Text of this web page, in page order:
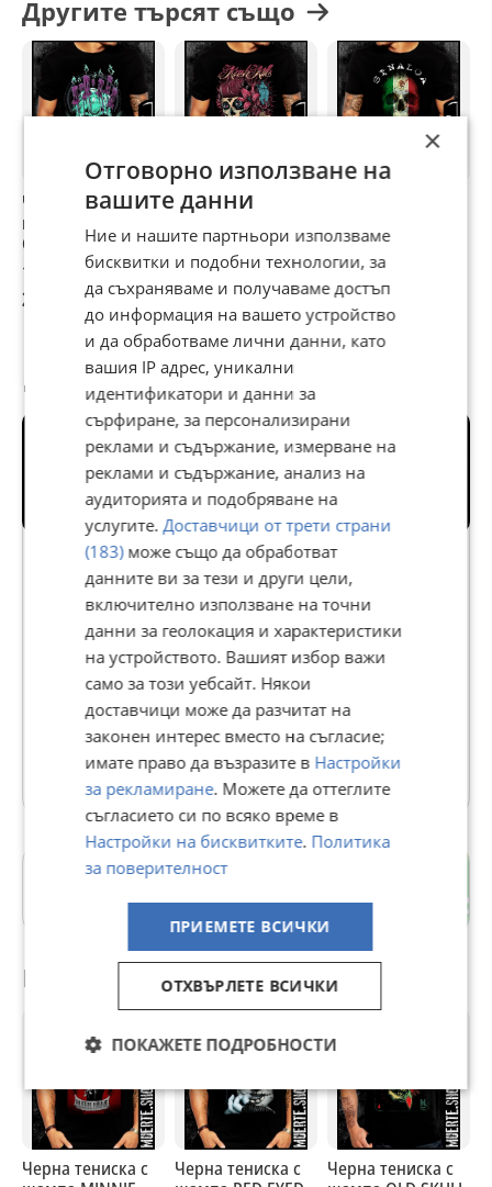
осигуряваща удобство и стил. Щампата, с която са
облечени тениските ни, е издръжлива и не избледнява с
времето, гарантирайки дълготрайна свежест на дизайна
ви.
Печатът е наситен и дълготраен. Можем да
изработим
модел по ваш дизайн безплатно.
Другите търсят също
Черна тениска с
щампа SKULL
CANDLES
13,24 €
25,90 лв
Черна тениска с
13,24 €
25,90 лв
SKULL MEXICO
13,24 €
25,90 лв
Потребител
Premium
MUERTE.SHOP
В Bazar.BG от 01 юни 2023г.
Последно активен вчера в 07:12 ч.
Телефон(и):0879274207
http://muerte.shop
385 Обяви
Център
гр. Пловдив
Препоръчани за теб
Черна тениска с
Черна тениска с
Черна тениска с
×
Отговорно използване на
вашите данни
Ние и нашите партньори използваме
бисквитки и подобни технологии, за
да съхраняваме и получаваме достъп
до информация на вашето устройство
и да обработваме лични данни, като
вашия IP адрес, уникални
идентификатори и данни за
сърфиране, за персонализирани
реклами и съдържание, измерване на
реклами и съдържание, анализ на
аудиторията и подобряване на
услугите.Доставчици от трети страни
(183)може също да обработват
данните ви за тези и други цели,
включително използване на точни
данни за геолокация и характеристики
на устройството. Вашият избор важи
само за този уебсайт. Някои
доставчици може да разчитат на
законен интерес вместо на съгласие;
имате право да възразите в Настройки
за рекламиране. Можете да оттеглите
съгласието си по всяко време в
Настройки на бисквитките. Политика
за поверителност
ПРИЕМЕТЕ ВСИЧКИ
ОТХВЪРЛЕТЕ ВСИЧКИ
ПОКАЖЕТЕ ПОДРОБНОСТИ